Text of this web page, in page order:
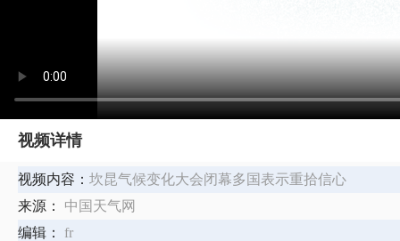
视频详情
视频内容： 坎昆气候变化大会闭幕多国表示重拾信心
来源：
中国天气网
编辑：
fr